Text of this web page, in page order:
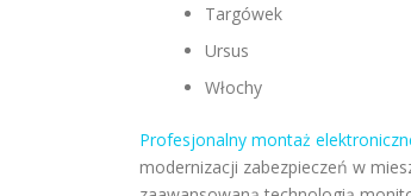
Targówek
Ursus
Włochy
Profesjonalny montaż
modernizacji zabezpieczeń w